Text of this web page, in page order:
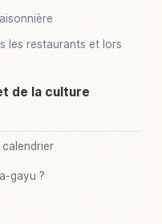
les restaurants et lors
de la culture
calendrier
gayu ?